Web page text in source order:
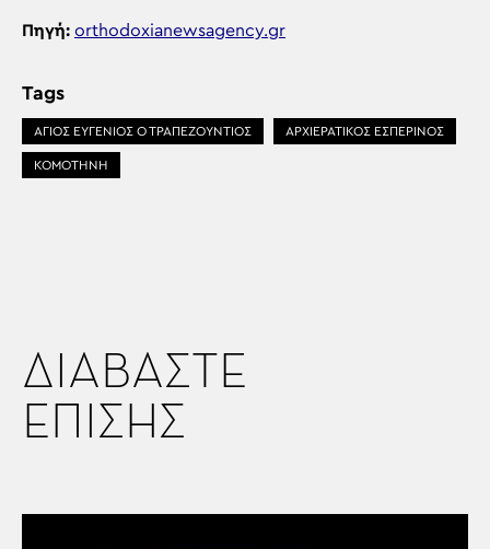
Πηγή: orthodoxianewsagency.gr
Tags
ΑΓΙΟΣ ΕΥΓΕΝΙΟΣ Ο ΤΡΑΠΕΖΟΥΝΤΙΟΣ ΑΡΧΙΕΡΑΤΙΚΟΣ ΕΣΠΕΡΙΝΟΣ
ΚΟΜΟΤΗΝΗ
ΔΙΑΒΑΣΤΕ
ΕΠΙΣΗΣ